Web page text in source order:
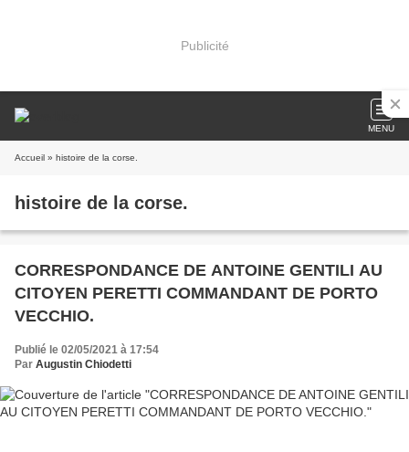
Publicité
MENU
Accueil » histoire de la corse.
histoire de la corse.
CORRESPONDANCE DE ANTOINE GENTILI AU
CITOYEN PERETTI COMMANDANT DE PORTO
VECCHIO.
Publié le 02/05/2021 à 17:54
Par Augustin Chiodetti